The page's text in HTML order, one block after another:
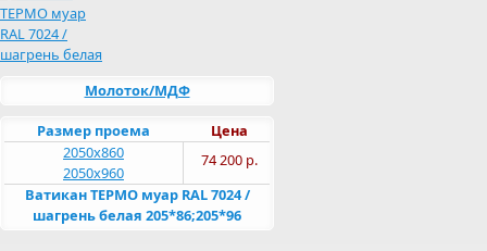
Молоток/МДФ
Цена
Размер проема
74 200 р.
2050х860
2050х960
Ватикан ТЕРМО муар RAL 7024 /
шагрень белая 205*86;205*96